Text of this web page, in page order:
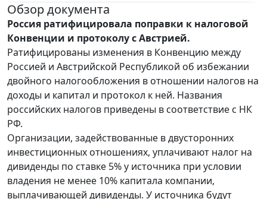
Обзор документа
Россия ратифицировала поправки к налоговой
Конвенции и протоколу с Австрией.
Ратифицированы изменения в Конвенцию между
Россией и Австрийской Республикой об избежании
двойного налогообложения в отношении налогов на
доходы и капитал и протокол к ней. Названия
российских налогов приведены в соответствие с НК
РФ.
Организации, задействованные в двусторонних
инвестиционных отношениях, уплачивают налог на
дивиденды по ставке 5% у источника при условии
владения не менее 10% капитала компании,
выплачивающей дивиденды. У источника будут